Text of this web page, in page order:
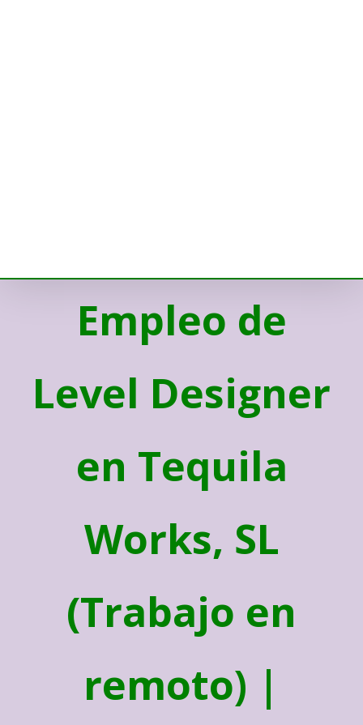
Empleo de
Level Designer
en Tequila
Works, SL
(Trabajo en
remoto) |